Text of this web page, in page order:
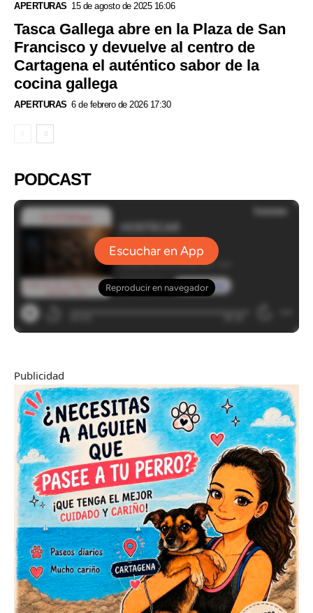
APERTURAS 15 de agosto de 2025 16:06
Tasca Gallega abre en la Plaza de San
Francisco y devuelve al centro de
Cartagena el auténtico sabor de la
cocina gallega
APERTURAS 6 de febrero de 2026 17:30
PODCAST
Publicidad